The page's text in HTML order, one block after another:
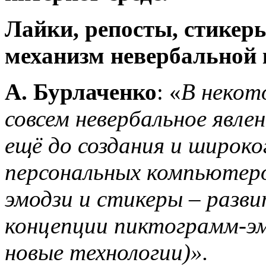
Лайки, репосты,
механизм
А. Бурлаченко: «В
совсем невербальное
ещё до создания и
персональных
эмодзи и стикеры –
концепции пиктограмм-
новые технологии)».